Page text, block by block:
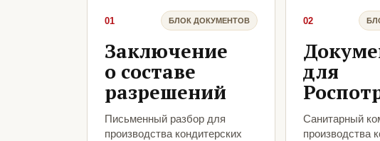
01 БЛОК ДОКУМЕНТОВ
Заключение
о составе
разрешений
Письменный разбор для
производства кондитерских
02
для
Санитарный
производства